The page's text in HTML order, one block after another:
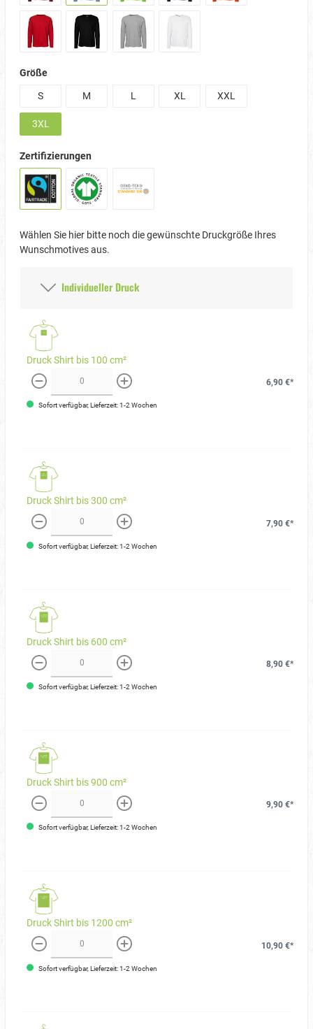
Größe
S
M L XL XXL
3XL
Zertifizierungen
Wählen Sie hier bitte noch die gewünschte Druckgröße Ihres
Wunschmotives aus.
Individueller Druck
Druck Shirt bis 100 cm²
weniger mehr
6,90 €*
Sofort verfügbar, Lieferzeit: 1-2 Wochen
Druck Shirt bis 300 cm²
weniger mehr
7,90 €*
Sofort verfügbar, Lieferzeit: 1-2 Wochen
Druck Shirt bis 600 cm²
weniger mehr
8,90 €*
Sofort verfügbar, Lieferzeit: 1-2 Wochen
Druck Shirt bis 900 cm²
weniger mehr
9,90 €*
Sofort verfügbar, Lieferzeit: 1-2 Wochen
Druck Shirt bis 1200 cm²
weniger mehr
10,90 €*
Sofort verfügbar, Lieferzeit: 1-2 Wochen